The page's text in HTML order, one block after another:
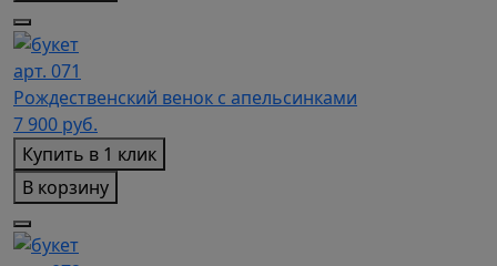
арт. 071
Рождественский венок с апельсинками
7 900 руб.
Купить в 1 клик
В корзину